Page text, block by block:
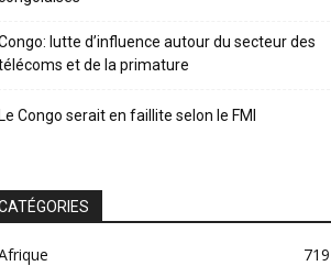
lutte d’influence autour du secteur des
et de la primature
Congo serait en faillite selon le FMI
719